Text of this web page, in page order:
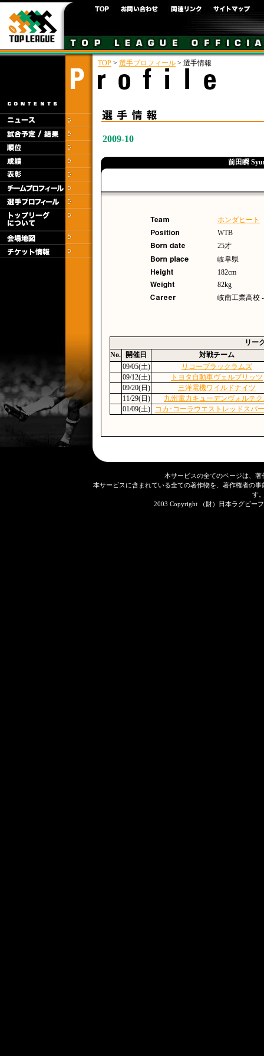
TOP > 選手プロフィール > 選手情報
2009-10
前田瞬
ホンダヒート
WTB
25才
岐阜県
182cm
82kg
岐南工業高校
リー
No.
開催日
対戦チーム
09/05(土)
リコーブラックラムズ
09/12(土)
トヨタ自動車ヴェルブリッツ
09/20(日)
三洋電機ワイルドナイツ
11/29(日)
九州電力キューデンヴォルテ
01/09(土)
コカ･コーラウエストレッドスパ
本サービスの全てのページは、
本サービスに含まれている全ての著作物を、著作権者の
す
2003 Copyright （財）日本ラグビー